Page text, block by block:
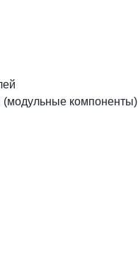
(модульные компоненты)